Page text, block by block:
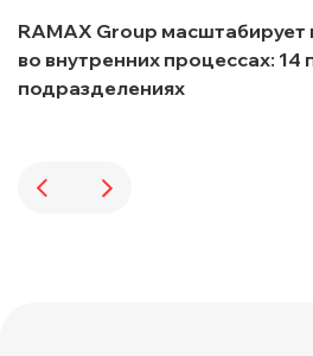
RAMAX Group
во внутренних процессах: 14
подразделениях